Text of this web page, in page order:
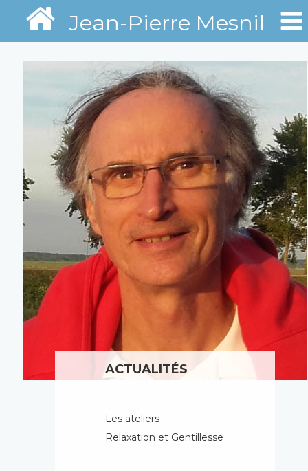
ACTUALITÉS
Les ateliers
Relaxation et Gentillesse
Jean-Pierre Mesnil